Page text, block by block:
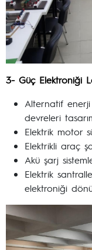
3- Güç Elektroniği
Alternatif
devreleri
Elektrik motor
Elektrikli araç
Akü şarj
Elektrik
elektroniği